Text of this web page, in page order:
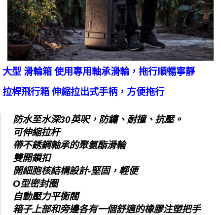
大型 滑輪箱 使用專用軸承滑輪，拖行順暢寧靜
拉桿飛行箱 伸縮拉出式手柄，方便拖行
防水至水深30英呎，防鏽、耐撞、抗壓。
可伸縮拉杆
帶不銹鋼軸承的聚氨酯滑輪
雙開鎖扣
開細胞核結構設計-堅固，輕便
O型密封圈
自動壓力平衡閥
箱子上部和旁邊各有一個舒適的橡膠注塑把手